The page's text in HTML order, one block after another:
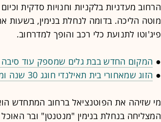
הרחוב מעדניות בלקניות וחנויות סדקית
מוטה הליכה. בדומה לנחלת בנימין, בשעות
פיג'וטו לתנועת כלי רכב והופך למדרחוב.
● המקום החדש בבת גלים שמספק עוד סיבה
● הזוג שמאחורי בית תאילנדי חוגג 30 שנה ומשיק עוד בר ומסעדה
מי שזיהה את הפוטנציאל ברחוב המתחדש
המצליחה בנחלת בנימין "מנטנטן" ובר